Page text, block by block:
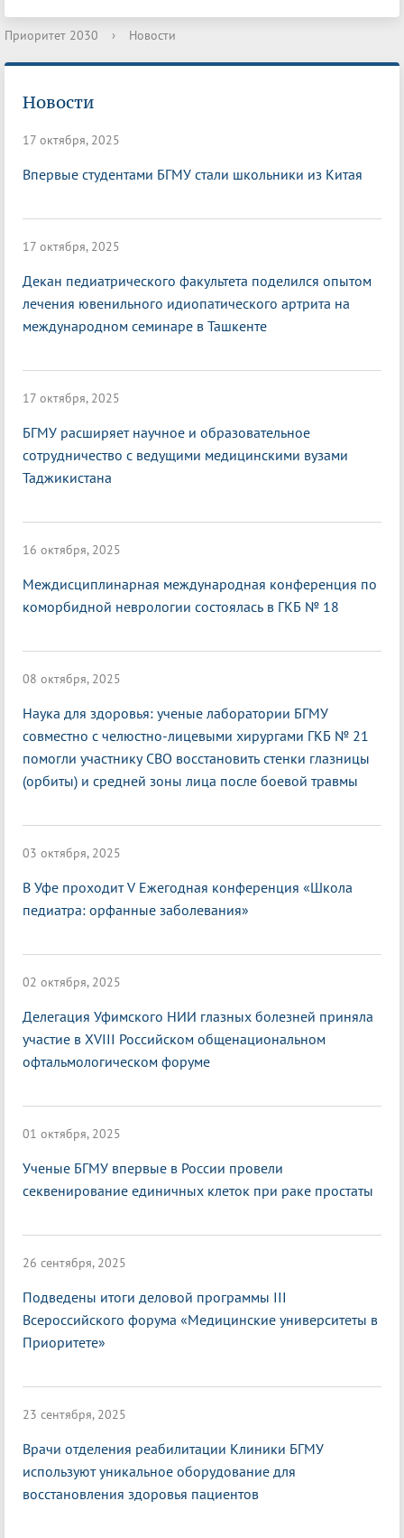
Приоритет 2030 › Новости
Новости
17 октября, 2025
Впервые студентами БГМУ стали школьники из Китая
17 октября, 2025
Декан педиатрического факультета поделился опытом
лечения ювенильного идиопатического артрита на
международном семинаре в Ташкенте
17 октября, 2025
БГМУ расширяет научное и образовательное
сотрудничество с ведущими медицинскими вузами
Таджикистана
16 октября, 2025
Междисциплинарная международная конференция по
коморбидной неврологии состоялась в ГКБ № 18
08 октября, 2025
Наука для здоровья: ученые лаборатории БГМУ
совместно с челюстно-лицевыми хирургами ГКБ № 21
помогли участнику СВО восстановить стенки глазницы
(орбиты) и средней зоны лица после боевой травмы
03 октября, 2025
В Уфе проходит V Ежегодная конференция «Школа
педиатра: орфанные заболевания»
02 октября, 2025
Делегация Уфимского НИИ глазных болезней приняла
участие в XVIII Российском общенациональном
офтальмологическом форуме
01 октября, 2025
Ученые БГМУ впервые в России провели
секвенирование единичных клеток при раке простаты
26 сентября, 2025
Подведены итоги деловой программы III
Всероссийского форума «Медицинские университеты в
Приоритете»
23 сентября, 2025
Врачи отделения реабилитации Клиники БГМУ
используют уникальное оборудование для
восстановления здоровья пациентов